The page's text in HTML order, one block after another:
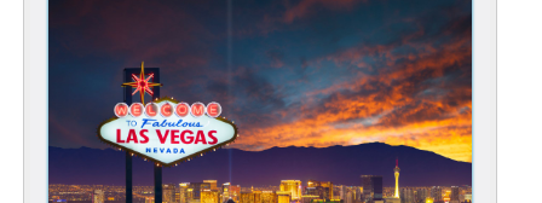
llegaron a Las Vegas más de 42 millones de
El estudio sobre el perfil de sus visitantes,
compartido por Las Vegas Convention and Visitors
Authority, arrojó que el 48% de los encuestados
sintieron que su experiencia en Las Vegas superó